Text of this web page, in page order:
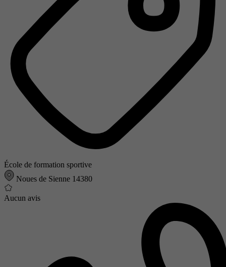
École de formation sportive
Noues de Sienne 14380
Aucun avis